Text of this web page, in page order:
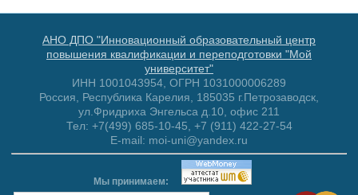
АНО ДПО "Инновационный образовательный центр
повышения квалификации и переподготовки "Мой
университет"
ИНН 1001043954, ОГРН 1031000006289
Россия, Республика Карелия, 185035 г.Петрозаводск,
ул.Фридриха Энгельса д.10, офис 211
Тел: +7(499) 685-10-45, +7 (911) 422-27-54
E-mail: moi-uni@yandex.ru
Мы принимаем: